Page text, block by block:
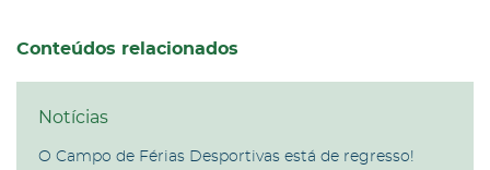
Conteúdos relacionados
Notícias
O Campo de Férias Desportivas está de regresso!